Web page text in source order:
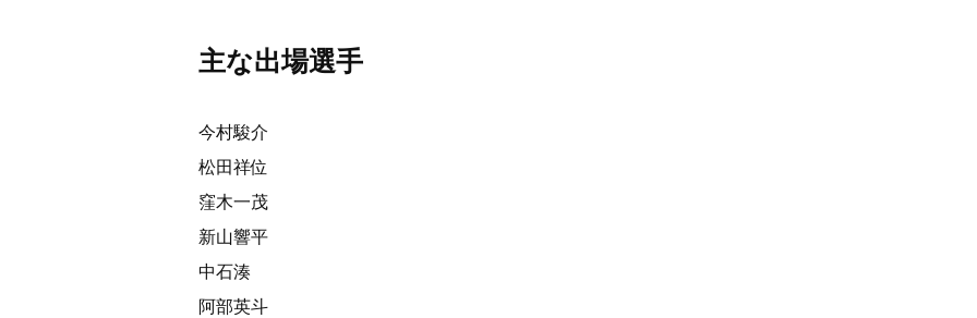
主な出場選手
今村駿介
松田祥位
窪木一茂
新山響平
中石湊
阿部英斗